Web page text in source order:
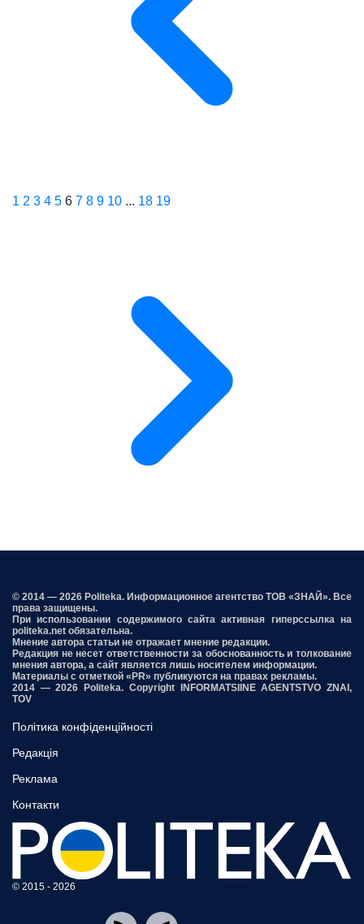
1 2 3 4 5 6 7 8 9 10 ... 18 19
© 2014 — 2026 Politeka. Информационное агентство ТОВ «ЗНАЙ». Все
права защищены.
При использовании содержимого сайта активная гиперссылка на
politeka.net обязательна.
Мнение автора статьи не отражает мнение редакции.
Редакция не несет ответственности за обоснованность и толкование
мнения автора, а сайт является лишь носителем информации.
Материалы с отметкой «PR» публикуются на правах рекламы.
2014 — 2026 Politeka. Copyright INFORMATSIINE AGENTSTVO ZNAI,
TOV
Політика конфіденційності
Редакція
Реклама
Контакти
© 2015 - 2026